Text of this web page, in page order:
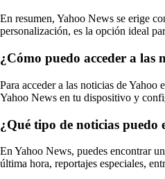
En resumen, Yahoo News se erige
personalización, es la opción ideal
¿Cómo puedo acceder a las
Para acceder a las noticias de
Yahoo News en tu dispositivo y
¿Qué tipo de noticias puedo
En Yahoo News, puedes encontrar
última hora, reportajes especiales,